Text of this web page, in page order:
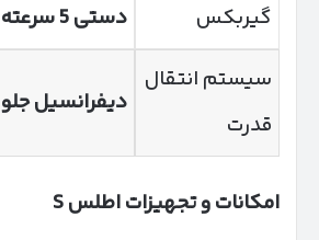
گیربکس
دستی 5 سرعته یا
سیستم انتقال
قدرت
دیفرانسیل جلو
امکانات و تجهیزات اطلسS